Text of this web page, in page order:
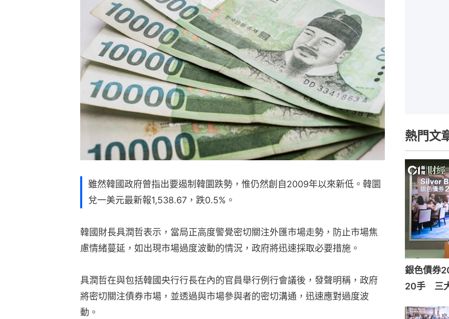
雖然韓國政府曾指出要遏制韓圜跌勢，惟仍然創自2009年以來新低。韓圜
兌一美元最新報1,538.67，跌0.5%。
韓國財長具潤哲表示，當局正高度警覺密切關注外匯市場走勢，防止市場焦
慮情緒蔓延，如出現市場過度波動的情況，政府將迅速採取必要措施。
具潤哲在與包括韓國央行行長在內的官員舉行例行會議後，發聲明稱，政府
將密切關注債券市場，並透過與市場參與者的密切溝通，迅速應對過度波
動。
熱門文
銀色債券
20手 三